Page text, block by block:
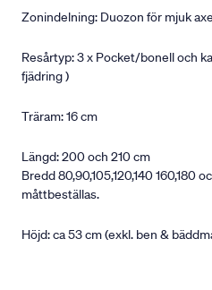
Zonindelning: Duozon för mjuk
Resårtyp: 3 x Pocket/bonell och
fjädring )
Träram: 16 cm
Längd: 200 och 210 cm
Bredd 80,90,105,120,140 160,180
måttbeställas.
Höjd: ca 53 cm (exkl. ben &